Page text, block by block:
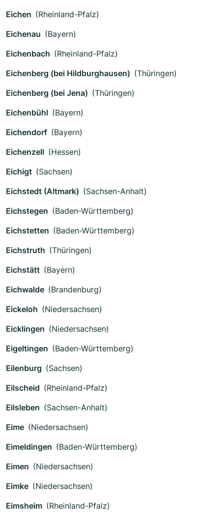
Eichen (Rheinland-Pfalz)
Eichenau (Bayern)
Eichenbach (Rheinland-Pfalz)
Eichenberg (bei Hildburghausen) (Thüringen)
Eichenberg (bei Jena) (Thüringen)
Eichenbühl (Bayern)
Eichendorf (Bayern)
Eichenzell (Hessen)
Eichigt (Sachsen)
Eichstedt (Altmark) (Sachsen-Anhalt)
Eichstegen (Baden-Württemberg)
Eichstetten (Baden-Württemberg)
Eichstruth (Thüringen)
Eichstätt (Bayern)
Eichwalde (Brandenburg)
Eickeloh (Niedersachsen)
Eicklingen (Niedersachsen)
Eigeltingen (Baden-Württemberg)
Eilenburg (Sachsen)
Eilscheid (Rheinland-Pfalz)
Eilsleben (Sachsen-Anhalt)
Eime (Niedersachsen)
Eimeldingen (Baden-Württemberg)
Eimen (Niedersachsen)
Eimke (Niedersachsen)
Eimsheim (Rheinland-Pfalz)